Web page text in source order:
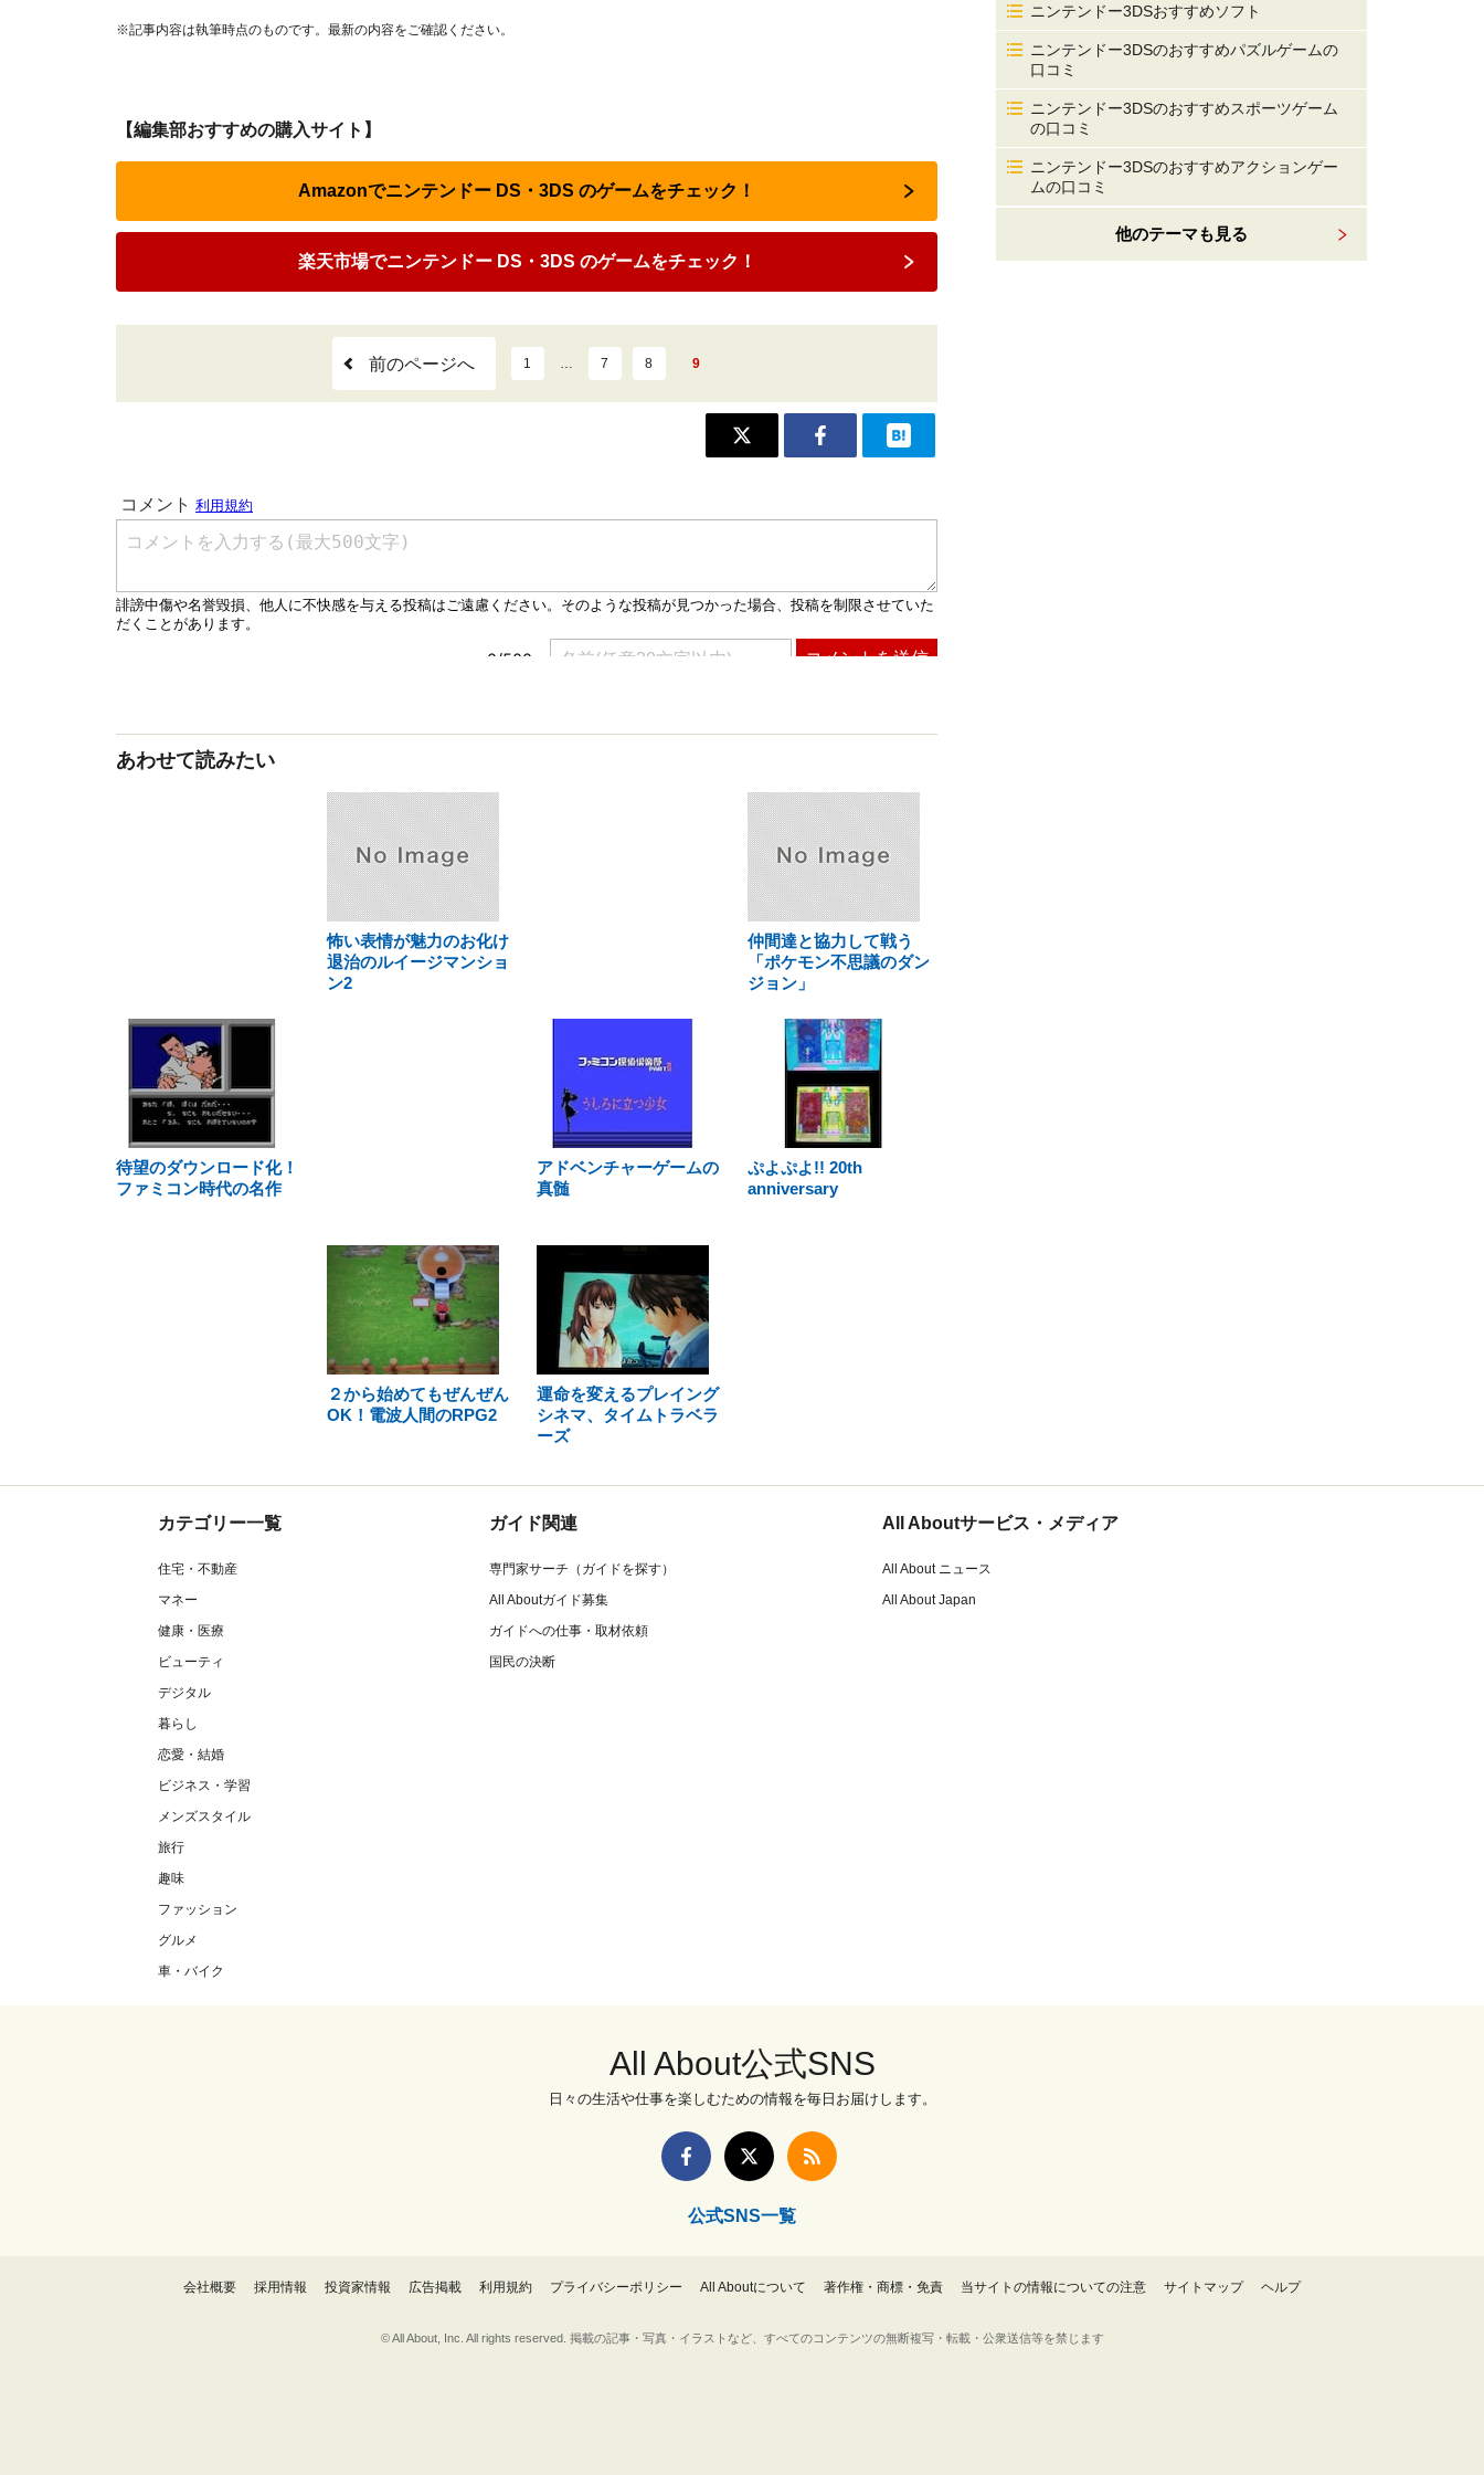
※記事内容は執筆時点のものです。最新の内容をご確認ください。
【編集部おすすめの購入サイト】
Amazonでニンテンドー DS・3DS のゲームをチェック！
楽天市場でニンテンドー DS・3DS のゲームをチェック！
前のページへ 1 … 7 8 9
あわせて読みたい
怖い表情が魅力のお化け
退治のルイージマンショ
ン2
仲間達と協力して戦う
「ポケモン不思議のダン
ジョン」
待望のダウンロード化！
ファミコン時代の名作
アドベンチャーゲームの
真髄
ぷよぷよ!! 20th
anniversary
２から始めてもぜんぜん
OK！電波人間のRPG2
運命を変えるプレイング
シネマ、タイムトラベラ
ーズ
ニンテンドー3DSおすすめソフト
ニンテンドー3DSのおすすめパズルゲームの
口コミ
ニンテンドー3DSのおすすめスポーツゲーム
の口コミ
ニンテンドー3DSのおすすめアクションゲー
ムの口コミ
他のテーマも見る
カテゴリー一覧
住宅・不動産
マネー
健康・医療
ビューティ
デジタル
暮らし
恋愛・結婚
ビジネス・学習
メンズスタイル
旅行
趣味
ファッション
グルメ
車・バイク
ガイド関連
専門家サーチ（ガイドを探す）
All Aboutガイド募集
ガイドへの仕事・取材依頼
国民の決断
All Aboutサービス・メディア
All About ニュース
All About Japan
All About公式SNS
日々の生活や仕事を楽しむための情報を毎日お届けします。
公式SNS一覧
会社概要 採用情報 投資家情報 広告掲載 利用規約 プライバシーポリシー All Aboutについて 著作権・商標・免責 当サイトの情報についての注意 サイトマップ ヘルプ
© All About, Inc. All rights reserved. 掲載の記事・写真・イラストなど、すべてのコンテンツの無断複写・転載・公衆送信等を禁じます